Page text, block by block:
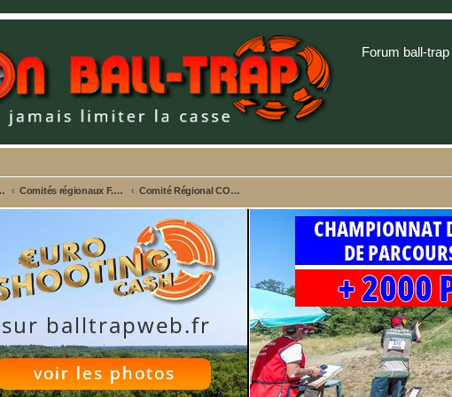
Forum ball-
DTL, Hélices, Sanglier courant Comités régionaux F.F.B.T. - Championnats et Sites web Comité Régional CORSE